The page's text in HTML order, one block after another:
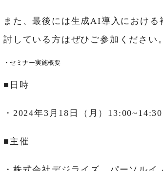
また、最後には生成AI導入におけ
討している方はぜひご参加ください。
・セミナー実施概要
■日時
・2024年3月18日（月）13:00~14:30
■主催